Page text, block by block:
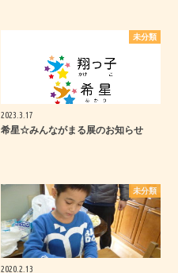
未分類
2023.3.17
希星☆みんながまる展のお知らせ
未分類
2020.2.13